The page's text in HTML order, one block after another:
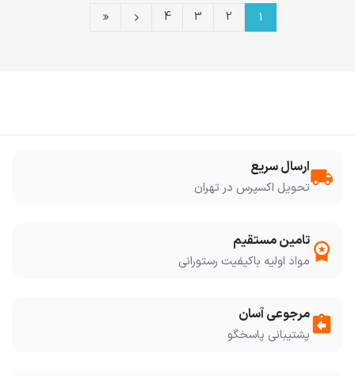
1
2
3
4
local_shippingارسال سریع
تحویل اکسپرس در تهران
workspace_premium تامین مستقیم
مواد اولیه باکیفیت رستورانی
assignment_returnمرجوعی آسان
پشتیبانی پاسخگو